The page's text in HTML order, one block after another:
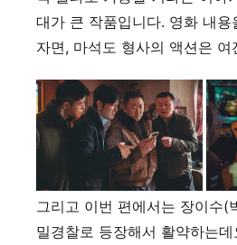
대가 큰 작품입니다. 영화 내
자면, 마석도 형사의 액션은 여
그리고 이번 편에서는 장이수(
밀경찰로 등장해서 활약하는